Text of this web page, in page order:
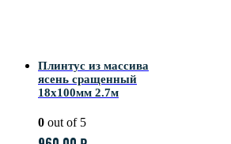
Плинтус из массива
ясень сращенный
18х100мм 2.7м
0 out of 5